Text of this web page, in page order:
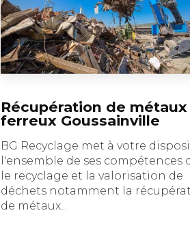
Récupération de métaux
ferreux Goussainville
BG Recyclage met à votre
l'ensemble de ses compétences
le recyclage et la valorisation de
déchets notamment la
de métaux...